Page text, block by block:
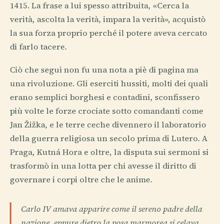
1415. La frase a lui spesso attribuita, «Cerca la
verità, ascolta la verità, impara la verità», acquistò
la sua forza proprio perché il potere aveva cercato
di farlo tacere.
Ciò che seguì non fu una nota a piè di pagina ma
una rivoluzione. Gli eserciti hussiti, molti dei quali
erano semplici borghesi e contadini, sconfissero
più volte le forze crociate sotto comandanti come
Jan Žižka, e le terre ceche divennero il laboratorio
della guerra religiosa un secolo prima di Lutero. A
Praga, Kutná Hora e oltre, la disputa sui sermoni si
trasformò in una lotta per chi avesse il diritto di
governare i corpi oltre che le anime.
Carlo IV amava apparire come il sereno padre della